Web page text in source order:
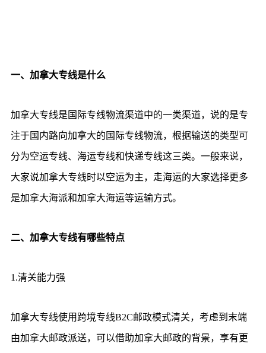
一、加拿大专线是什么
加拿大专线是国际专线物流渠道中的一类渠道，说的是专
注于国内路向加拿大的国际专线物流，根据输送的类型可
分为空运专线、海运专线和快递专线这三类。一般来说，
大家说加拿大专线时以空运为主，走海运的大家选择更多
是加拿大海派和加拿大海运等运输方式。
二、加拿大专线有哪些特点
1.清关能力强
加拿大专线使用跨境专线B2C邮政模式清关，考虑到末端
由加拿大邮政派送，可以借助加拿大邮政的背景，享有更